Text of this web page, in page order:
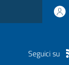
Seguici su